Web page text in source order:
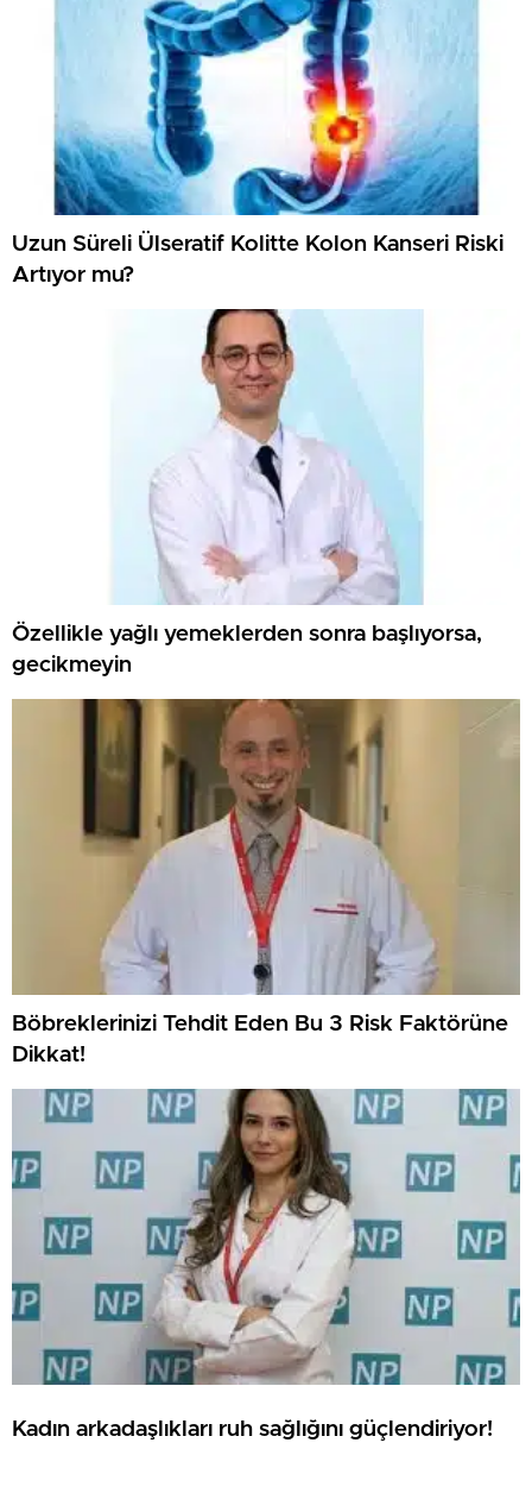
Uzun Süreli Ülseratif Kolitte Kolon Kanseri Riski
Artıyor mu?
Özellikle yağlı yemeklerden sonra başlıyorsa,
gecikmeyin
Böbreklerinizi Tehdit Eden Bu 3 Risk Faktörüne
Dikkat!
Kadın arkadaşlıkları ruh sağlığını güçlendiriyor!